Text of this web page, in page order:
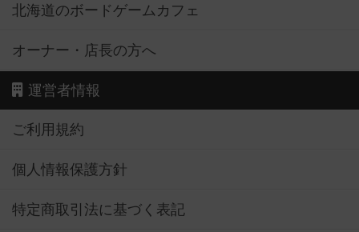
北海道のボードゲームカフェ
オーナー・店長の方へ
運営者情報
ご利用規約
個人情報保護方針
特定商取引法に基づく表記